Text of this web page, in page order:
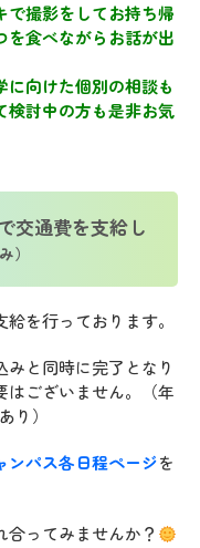
で撮影をしてお持ち帰
を食べながらお話が出
向けた個別の相談も
検討中の方も是非お気
交通費を支給し
）
を行っております。
と同時に完了となり
はございません。（年
り）
ンパス各日程ページを
ってみませんか？